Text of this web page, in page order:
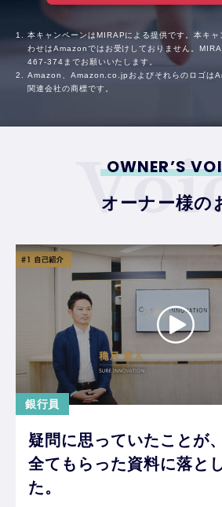
本キャンペーンはMIRAPによる提供です。本キ
わせはAmazonではお受けしておりません。
467-374 までお願いいたします。
Amazon、Amazon.co.jpおよびそれらのロゴは
関連会社の商標です。
OWNER’S
オーナー様の
銀行員
疑問に思っていたことが、
全てもらった資料に落と
た。